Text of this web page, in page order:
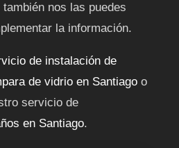
nos las puedes
la información.
de instalación de
de vidrio en Santiagoo
servicio de
en Santiago.